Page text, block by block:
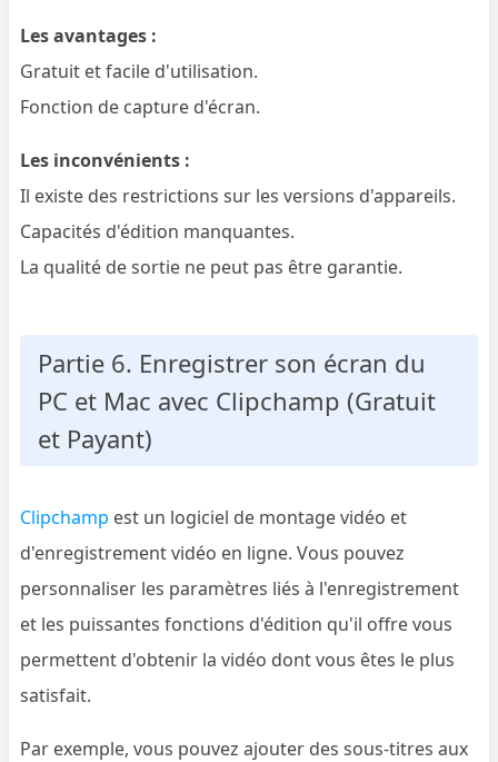
Les avantages :
Gratuit et facile d'utilisation.
Fonction de capture d'écran.
Les inconvénients :
Il existe des restrictions sur les versions d'appareils.
Capacités d'édition manquantes.
La qualité de sortie ne peut pas être garantie.
Partie 6. Enregistrer son écran du
PC et Mac avec Clipchamp (Gratuit
et Payant)
Clipchamp est un logiciel de montage vidéo et
d'enregistrement vidéo en ligne. Vous pouvez
personnaliser les paramètres liés à l'enregistrement
et les puissantes fonctions d'édition qu'il offre vous
permettent d'obtenir la vidéo dont vous êtes le plus
satisfait.
Par exemple, vous pouvez ajouter des sous-titres aux